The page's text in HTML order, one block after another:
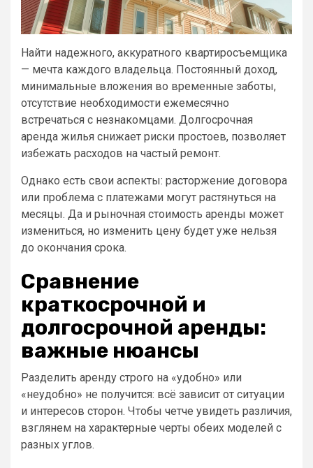
Найти надежного, аккуратного квартиросъемщика
— мечта каждого владельца. Постоянный доход,
минимальные вложения во временные заботы,
отсутствие необходимости ежемесячно
встречаться с незнакомцами. Долгосрочная
аренда жилья снижает риски простоев, позволяет
избежать расходов на частый ремонт.
Однако есть свои аспекты: расторжение договора
или проблема с платежами могут растянуться на
месяцы. Да и рыночная стоимость аренды может
измениться, но изменить цену будет уже нельзя
до окончания срока.
Сравнение
краткосрочной и
долгосрочной аренды:
важные нюансы
Разделить аренду строго на «удобно» или
«неудобно» не получится: всё зависит от ситуации
и интересов сторон. Чтобы четче увидеть различия,
взглянем на характерные черты обеих моделей с
разных углов.